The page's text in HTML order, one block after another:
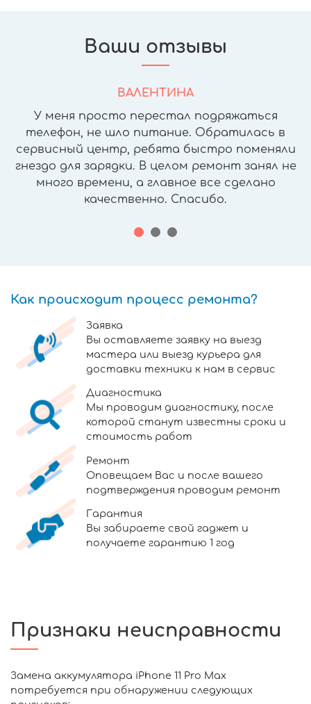
Ваши отзывы
ВАЛЕНТИНА
У меня просто перестал подряжаться
телефон, не шло питание. Обратилась в
сервисный центр, ребята быстро поменяли
гнездо для зарядки. В целом ремонт занял не
много времени, а главное все сделано
качественно. Спасибо.
Как происходит процесс ремонта?
Заявка
Вы оставляете заявку на выезд
мастера или выезд курьера для
доставки техники к нам в сервис
Диагностика
Мы проводим диагностику, после
которой станут известны сроки и
стоимость работ
Ремонт
Оповещаем Вас и после вашего
подтверждения проводим ремонт
Гарантия
Вы забираете свой гаджет и
получаете гарантию 1 год
Признаки неисправности
Замена аккумулятора iPhone 11 Pro Max
потребуется при обнаружении следующих